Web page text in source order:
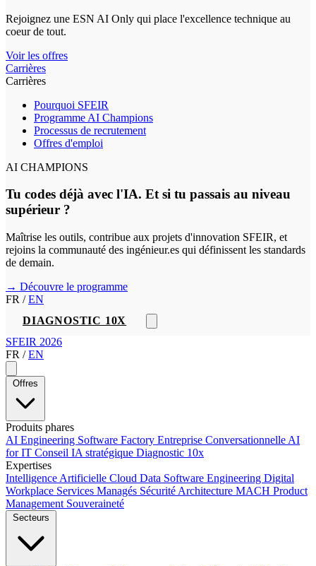
Rejoignez une ESN AI Only qui place l'excellence technique au
coeur de tout.
Voir les offres
Carrières
Carrières
Pourquoi SFEIR
Programme AI Champions
Processus de recrutement
Offres d'emploi
AI CHAMPIONS
Tu codes déjà avec l'IA. Et si tu passais au niveau
supérieur ?
Maîtrise les outils, contribue aux projets d'innovation SFEIR, et
rejoins la communauté des ingénieur.es qui définissent les standards
de demain.
→ Découvre le programme
FR / EN
DIAGNOSTIC 10X
SFEIR 2026
FR / EN
Offres
Produits phares
AI Engineering Software Factory Entreprise Conversationnelle AI
for IT Conseil IA stratégique Diagnostic 10x
Expertises
Intelligence Artificielle Cloud Data Software Engineering Digital
Workplace Services Managés Sécurité Architecture MACH Product
Management Souveraineté
Secteurs